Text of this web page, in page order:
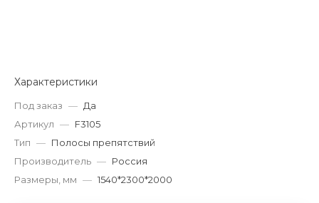
Характеристики
Под заказ — Да
Артикул — F3105
Тип — Полосы препятствий
Производитель — Россия
Размеры, мм — 1540*2300*2000